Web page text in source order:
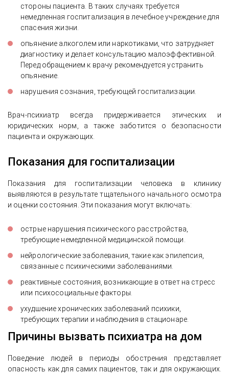
стороны пациента. В таких случаях требуется
немедленная госпитализация в лечебное учреждение для
спасения жизни.
опьянение алкоголем или наркотиками, что затрудняет
диагностику и делает консультацию малоэффективной.
Перед обращением к врачу рекомендуется устранить
опьянение.
нарушения сознания, требующей госпитализации.
Врач-психиатр всегда придерживается этических и
юридических норм, а также заботится о безопасности
пациента и окружающих.
Показания для госпитализации
Показания для госпитализации человека в клинику
выявляются в результате тщательного начального осмотра
и оценки состояния. Эти показания могут включать:
острые нарушения психического расстройства,
требующие немедленной медицинской помощи.
нейрологические заболевания, такие как эпилепсия,
связанные с психическими заболеваниями.
реактивные состояния, возникающие в ответ на стресс
или психосоциальные факторы.
ухудшение хронических заболеваний психики,
требующих терапии и наблюдения в стационаре.
Причины вызвать психиатра на дом
Поведение людей в периоды обострения представляет
опасность как для самих пациентов, так и для окружающих.